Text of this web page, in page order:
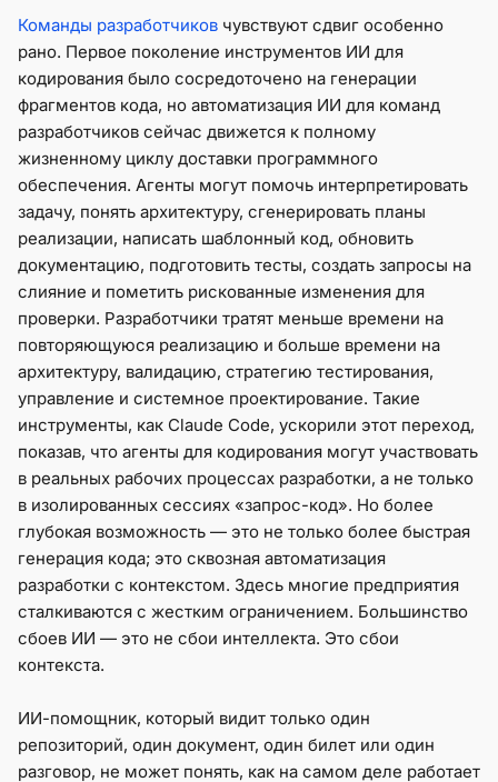
Команды разработчиков чувствуют сдвиг особенно
рано. Первое поколение инструментов ИИ для
кодирования было сосредоточено на генерации
фрагментов кода, но автоматизация ИИ для команд
разработчиков сейчас движется к полному
жизненному циклу доставки программного
обеспечения. Агенты могут помочь интерпретировать
задачу, понять архитектуру, сгенерировать планы
реализации, написать шаблонный код, обновить
документацию, подготовить тесты, создать запросы на
слияние и пометить рискованные изменения для
проверки. Разработчики тратят меньше времени на
повторяющуюся реализацию и больше времени на
архитектуру, валидацию, стратегию тестирования,
управление и системное проектирование. Такие
инструменты, как Claude Code, ускорили этот переход,
показав, что агенты для кодирования могут участвовать
в реальных рабочих процессах разработки, а не только
в изолированных сессиях «запрос-код». Но более
глубокая возможность — это не только более быстрая
генерация кода; это сквозная автоматизация
разработки с контекстом. Здесь многие предприятия
сталкиваются с жестким ограничением. Большинство
сбоев ИИ — это не сбои интеллекта. Это сбои
контекста.
ИИ-помощник, который видит только один
репозиторий, один документ, один билет или один
разговор, не может понять, как на самом деле работает